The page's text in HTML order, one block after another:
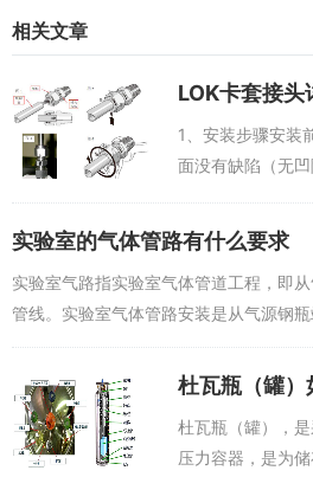
相关文章
LOK卡套接头
1、安装步骤安装
面没有缺陷（无
管内外毛刺。新
TUBE管完全插入
实验室的气体管路有什么要求
实验室气路指实验室气体管道工程，即
管线。实验室气体管路安装是从气源钢
的仪器间工作台上各个气体阀门,一系统
用于处理高纯度气...
杜瓦瓶（罐）
杜瓦瓶（罐），
压力容器，是为